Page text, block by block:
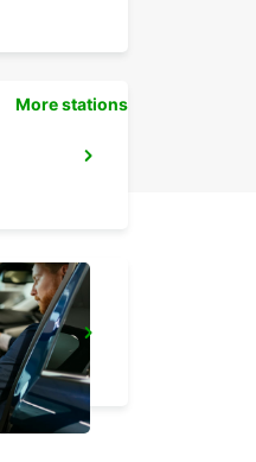
More stations